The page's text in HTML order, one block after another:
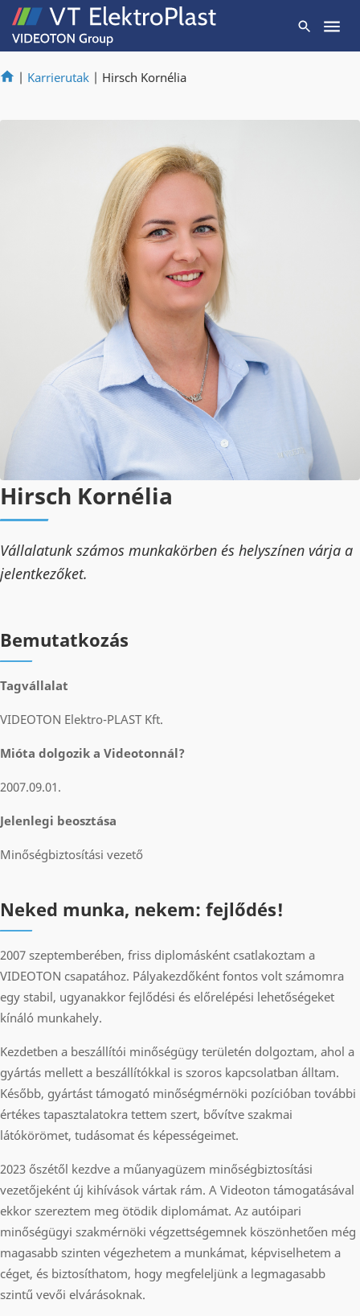
| Karrierutak | Hirsch Kornélia
Hirsch Kornélia
Vállalatunk számos munkakörben és helyszínen várja a
jelentkezőket.
Bemutatkozás
Tagvállalat
VIDEOTON Elektro-PLAST Kft.
Mióta dolgozik a Videotonnál?
2007.09.01.
Jelenlegi beosztása
Minőségbiztosítási vezető
Neked munka, nekem: fejlődés!
2007 szeptemberében, friss diplomásként csatlakoztam a
VIDEOTON csapatához. Pályakezdőként fontos volt számomra
egy stabil, ugyanakkor fejlődési és előrelépési lehetőségeket
kínáló munkahely.
Kezdetben a beszállítói minőségügy területén dolgoztam, ahol a
gyártás mellett a beszállítókkal is szoros kapcsolatban álltam.
Később, gyártást támogató minőségmérnöki pozícióban további
értékes tapasztalatokra tettem szert, bővítve szakmai
látókörömet, tudásomat és képességeimet.
2023 őszétől kezdve a műanyagüzem minőségbiztosítási
vezetőjeként új kihívások vártak rám. A Videoton támogatásával
ekkor szereztem meg ötödik diplomámat. Az autóipari
minőségügyi szakmérnöki végzettségemnek köszönhetően még
magasabb szinten végezhetem a munkámat, képviselhetem a
céget, és biztosíthatom, hogy megfeleljünk a legmagasabb
szintű vevői elvárásoknak.